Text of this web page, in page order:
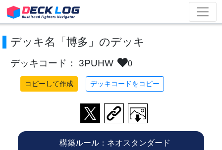
デッキ名「博多」のデッキ
デッキコード： 3PUHW 0
コピーして作成 デッキコードをコピー
構築ルール：ネオスタンダード